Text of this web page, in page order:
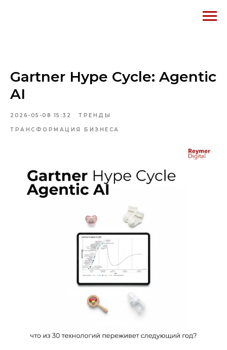
Gartner Hype Cycle: Agentic
AI
2026-05-08 15:32 ТРЕНДЫ
ТРАНСФОРМАЦИЯ БИЗНЕСА